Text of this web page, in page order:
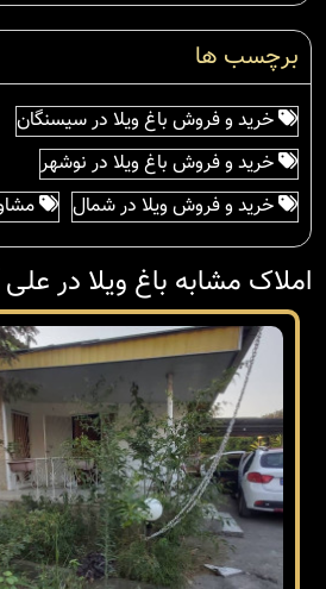
برچسب ها
خرید و فروش باغ ویلا در سیسنگان
خرید و فروش باغ ویلا در نوشهر
خرید و فروش ویلا در شمال
املاک مشابه باغ ویلا در